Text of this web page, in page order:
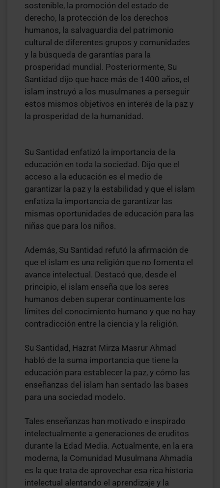
sostenible, la promoción del estado de
derecho, la protección de los derechos
humanos, la salvaguardia del patrimonio
cultural de diferentes grupos y comunidades
y la búsqueda de garantías para la
prosperidad mundial. Posteriormente, Su
Santidad dijo que hace más de 1400 años, el
islam instruyó a los musulmanes a perseguir
estos mismos objetivos en interés de la paz y
la prosperidad de la humanidad.
Su Santidad enfatizó la importancia de la
educación en toda la sociedad. Dijo que el
acceso a la educación es el medio de
garantizar la paz y la estabilidad y que el islam
enfatiza la importancia de garantizar las
mismas oportunidades de educación para las
niñas que para los niños.
Además, Su Santidad refutó la afirmación de
que el islam es una religión que no fomenta el
avance intelectual. Destacó que, desde el
principio, el islam enseña que los seres
humanos deben superar continuamente los
límites del conocimiento humano y que no hay
contradicción entre la ciencia y la religión.
Su Santidad, Hazrat Mirza Masrur Ahmad
habló de la suma importancia que tiene la
educación para establecer la paz, y cómo las
enseñanzas del islam han sentado las bases
para una sociedad modelo.
Tales enseñanzas han motivado e inspirado
intelectualmente a generaciones de eruditos
durante la Edad Media. Actualmente, en la era
moderna, la Comunidad Musulmana Ahmadía
es la que trata de aprovechar esa rica historia
intelectual alentando el aprendizaje y la